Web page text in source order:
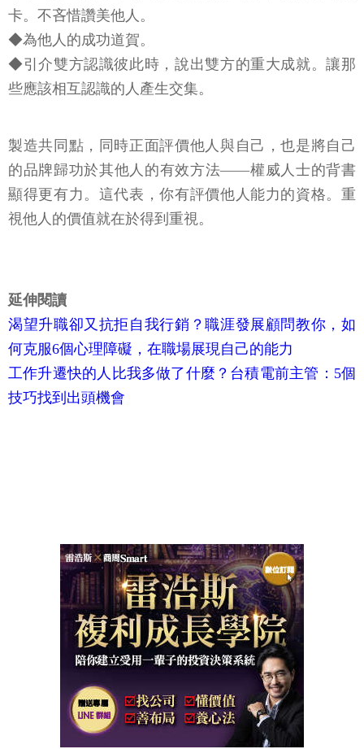
卡。不吝惜讚美他人。
◆為他人的成功道賀。
◆引介雙方認識彼此時，說出雙方的重大成就。讓那
些應該相互認識的人產生交集。
製造共同點，同時正面評價他人與自己，也是將自己
的品牌歸功於其他人的有效方法——權威人士的背書
顯得更有力。這代表，你有評價他人能力的資格。重
視他人的價值就在於得到重視。
延伸閱讀
渴望升職卻又抗拒自我行銷？職涯發展顧問教你，如
何克服6個心理障礙，在職場展現自己的能力
工作升遷快的人比我多做了什麼？台積電前主管：5個
技巧找到出頭機會